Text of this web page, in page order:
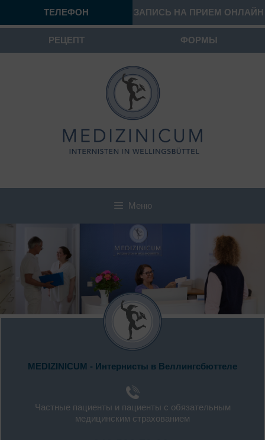
Меню
MEDIZINICUM - Интернисты в Веллингсбюттеле
Частные пациенты и пациенты с обязательным
медицинским страхованием
ТЕЛЕФОН ЗАПИСЬ НА ПРИЕМ ОНЛАЙН
РЕЦЕПТ ФОРМЫ